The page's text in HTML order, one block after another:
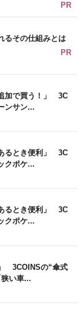
PR
るその仕組みとは
PR
加で買う！」 3C
ンサン...
るとき便利」 3C
クポケ...
るとき便利」 3C
クポケ...
3COINSの“傘式
い車...